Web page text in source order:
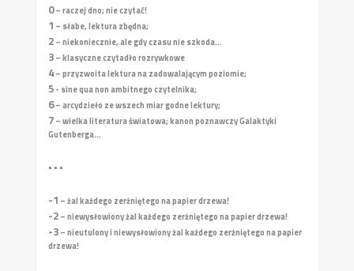
0– raczej dno; nie czytać!
1 – słabe, lektura zbędna;
2– niekoniecznie, ale gdy czasu nie szkoda...
3– klasyczne czytadło rozrywkowe
4– przyzwoita lektura na zadowalającym poziomie;
5- sine qua non ambitnego czytelnika;
6– arcydzieło ze wszech miar godne lektury;
7– wielka literatura światowa; kanon poznawczy Galaktyki
Gutenberga...
• • •
-1 – żal każdego zerżniętego na papier drzewa!
-2– niewysłowiony żal każdego zerżniętego na papier drzewa!
-3– nieutulony i niewysłowiony żal każdego zerżniętego na papier
drzewa!